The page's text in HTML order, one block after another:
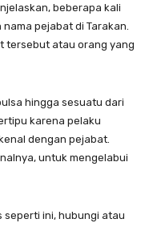
beberapa kali
pejabat di Tarakan.
tersebut atau orang yang
hingga sesuatu dari
karena pelaku
dengan pejabat.
untuk mengelabui
seperti ini, hubungi atau